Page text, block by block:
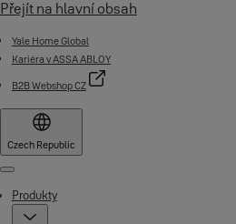
Přejít na hlavní obsah
Yale Home Global
Kariéra v ASSA ABLOY
B2B Webshop CZ
Czech Republic
Menu
Produkty